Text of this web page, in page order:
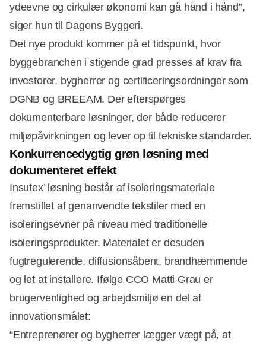
ydeevne og cirkulær økonomi kan gå hånd i hånd”,
siger hun til Dagens Byggeri.
Det nye produkt kommer på et tidspunkt, hvor
byggebranchen i stigende grad presses af krav fra
investorer, bygherrer og certificeringsordninger som
DGNB og BREEAM. Der efterspørges
dokumenterbare løsninger, der både reducerer
miljøpåvirkningen og lever op til tekniske standarder.
Konkurrencedygtig grøn løsning med
dokumenteret effekt
Insutex’ løsning består af isoleringsmateriale
fremstillet af genanvendte tekstiler med en
isoleringsevner på niveau med traditionelle
isoleringsprodukter. Materialet er desuden
fugtregulerende, diffusionsåbent, brandhæmmende
og let at installere. Ifølge CCO Matti Grau er
brugervenlighed og arbejdsmiljø en del af
innovationsmålet:
“Entreprenører og bygherrer lægger vægt på, at